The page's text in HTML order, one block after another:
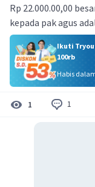
Rp 22.000.00,00
kepada pak agus
Ikuti
100rb
Habis
1 1